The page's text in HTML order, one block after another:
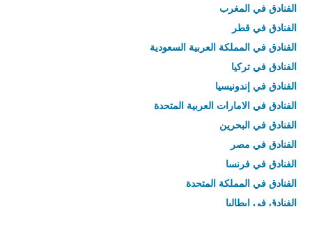
الفنادق في المغرب
الفنادق في قطر
الفنادق في المملكة العربية السعودية
الفنادق في تركيا
الفنادق في إندونيسيا
الفنادق في الامارات العربية المتحدة
الفنادق في البحرين
الفنادق في مصر
الفنادق في فرنسا
الفنادق في المملكة المتحدة
الفنادق في إيطاليا